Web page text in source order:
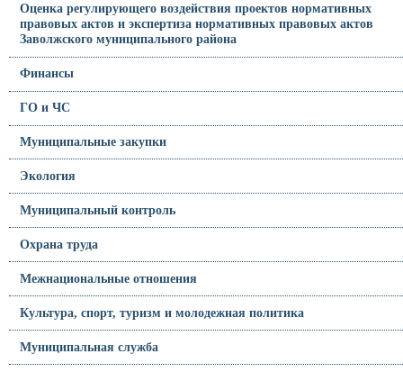
Оценка регулирующего воздействия проектов нормативных
правовых актов и экспертиза нормативных правовых актов
Заволжского муниципального района
Финансы
ГО и ЧС
Муниципальные закупки
Экология
Муниципальный контроль
Охрана труда
Межнациональные отношения
Культура, спорт, туризм и молодежная политика
Муниципальная служба